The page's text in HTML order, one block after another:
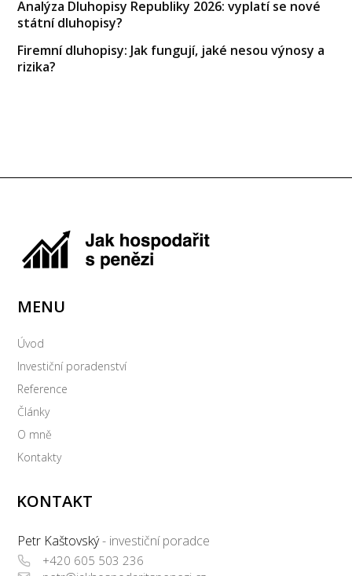
Analýza Dluhopisy Republiky 2026: vyplatí se nové
státní dluhopisy?
Firemní dluhopisy: Jak fungují, jaké nesou výnosy a
rizika?
MENU
Úvod
Investiční poradenství
Reference
Články
O mně
Kontakty
KONTAKT
Petr Kaštovský- investiční poradce
+420 605 503 236